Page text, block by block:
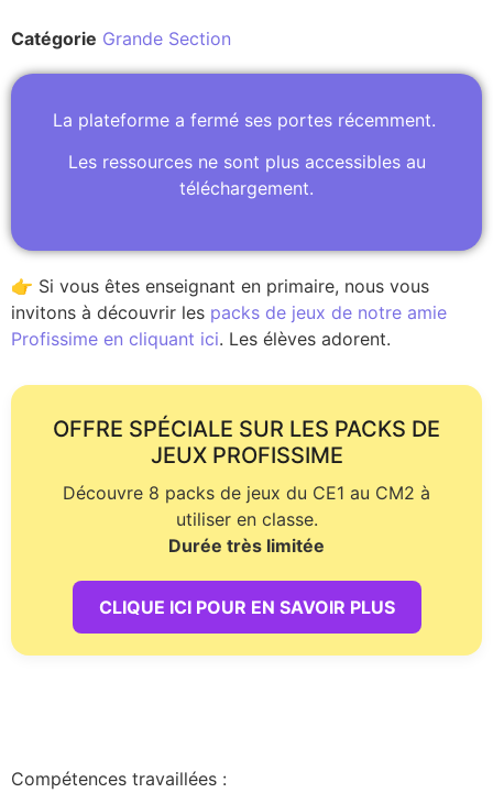
Catégorie Grande Section
La plateforme a fermé ses portes récemment.
Les ressources ne sont plus accessibles au
téléchargement.
👉 Si vous êtes enseignant en primaire, nous vous
invitons à découvrir les packs de jeux de notre amie
Profissime en cliquant ici. Les élèves adorent.
OFFRE SPÉCIALE SUR LES PACKS DE
JEUX PROFISSIME
Découvre 8 packs de jeux du CE1 au CM2 à
utiliser en classe.
Durée très limitée
CLIQUE ICI POUR EN SAVOIR PLUS
Compétences travaillées :